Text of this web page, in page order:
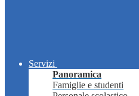
Servizi
Panoramica
Famiglie e studenti